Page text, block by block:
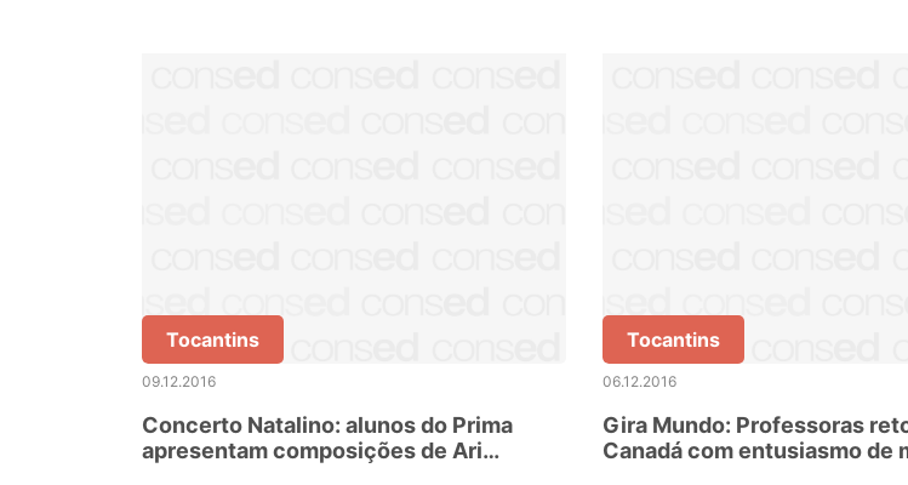
Tocantins
09.12.2016
Concerto Natalino: alunos do Prima
apresentam composições de Ari
Tocantins
06.12.2016
Gira Mundo: Professoras
Canadá com entusiasmo de